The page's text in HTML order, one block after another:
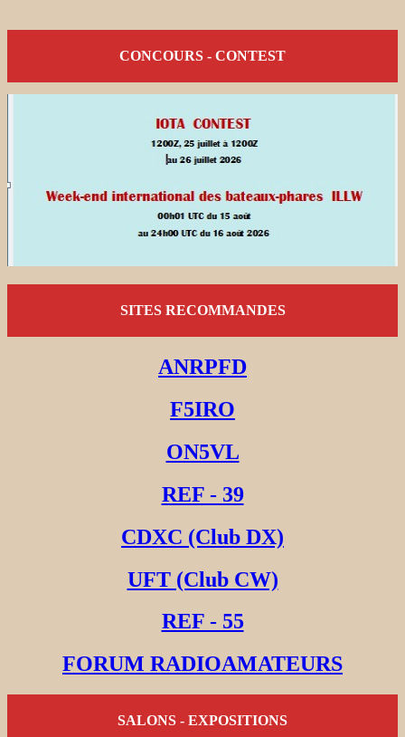
CONCOURS - CONTEST
SITES RECOMMANDES
ANRPFD
F5IRO
ON5VL
REF - 39
CDXC (Club DX)
UFT (Club CW)
REF - 55
FORUM RADIOAMATEURS
SALONS - EXPOSITIONS